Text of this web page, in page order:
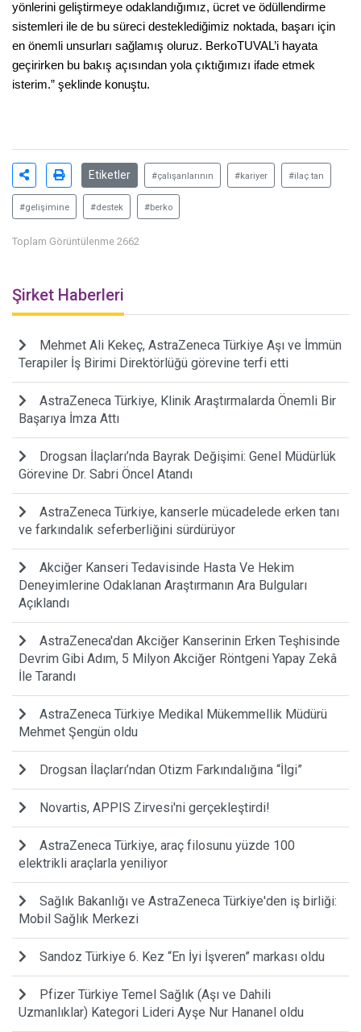
yönlerini geliştirmeye odaklandığımız, ücret ve ödüllendirme
sistemleri ile de bu süreci desteklediğimiz noktada, başarı için
en önemli unsurları sağlamış oluruz. BerkoTUVAL’i hayata
geçirirken bu bakış açısından yola çıktığımızı ifade etmek
isterim.” şeklinde konuştu.
Etiketler #çalışanlarının #kariyer #ilaç tan
#gelişimine #destek #berko
Toplam Görüntülenme 2662
Şirket Haberleri
Mehmet Ali Kekeç, AstraZeneca Türkiye Aşı ve İmmün
Terapiler İş Birimi Direktörlüğü görevine terfi etti
AstraZeneca Türkiye, Klinik Araştırmalarda Önemli Bir
Başarıya İmza Attı
Drogsan İlaçları’nda Bayrak Değişimi: Genel Müdürlük
Görevine Dr. Sabri Öncel Atandı
AstraZeneca Türkiye, kanserle mücadelede erken tanı
ve farkındalık seferberliğini sürdürüyor
Akciğer Kanseri Tedavisinde Hasta Ve Hekim
Deneyimlerine Odaklanan Araştırmanın Ara Bulguları
Açıklandı
AstraZeneca'dan Akciğer Kanserinin Erken Teşhisinde
Devrim Gibi Adım, 5 Milyon Akciğer Röntgeni Yapay Zekâ
İle Tarandı
AstraZeneca Türkiye Medikal Mükemmellik Müdürü
Mehmet Şengün oldu
Drogsan İlaçları’ndan Otizm Farkındalığına “İlgi”
Novartis, APPIS Zirvesi'ni gerçekleştirdi!
AstraZeneca Türkiye, araç filosunu yüzde 100
elektrikli araçlarla yeniliyor
Sağlık Bakanlığı ve AstraZeneca Türkiye'den iş birliği:
Mobil Sağlık Merkezi
Sandoz Türkiye 6. Kez “En İyi İşveren” markası oldu
Pfizer Türkiye Temel Sağlık (Aşı ve Dahili
Uzmanlıklar) Kategori Lideri Ayşe Nur Hananel oldu